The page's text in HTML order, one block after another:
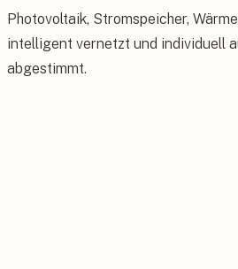
Photovoltaik, Stromspeicher,
intelligent vernetzt und individuell
abgestimmt.